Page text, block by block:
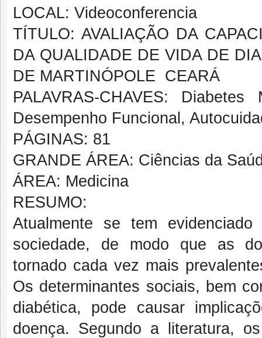
LOCAL: Videoconferencia
TÍTULO: AVALIAÇÃO DA
DA QUALIDADE DE VIDA DE
DE MARTINÓPOLE  CEARÁ
PALAVRAS-CHAVES:
Desempenho Funcional,
PÁGINAS: 81
GRANDE ÁREA: Ciências da
ÁREA: Medicina
RESUMO:
Atualmente se tem
sociedade, de modo que as
tornado cada vez mais
Os determinantes sociais, bem
diabética, pode causar
doença. Segundo a literatura,